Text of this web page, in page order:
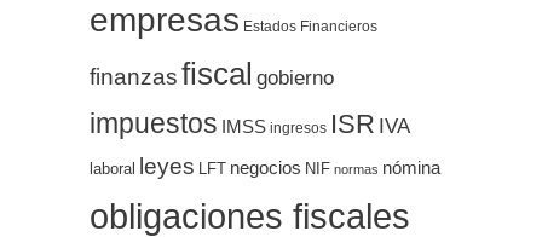
empresas Estados Financieros
finanzasfiscal gobierno
impuestos IMSS ingresos ISR IVA
laboral leyes LFT negocios NIF normas nómina
obligaciones fiscales